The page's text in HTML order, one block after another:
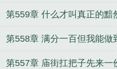
第559章 什么才叫真正的黯
第558章 满分一百但我能做
第557章 庙街扛把子先来一